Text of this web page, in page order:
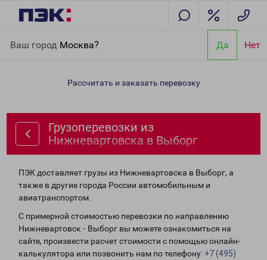
Ваш город Москва? Да Нет
Выборг
Рассчитать и заказать перевозку
Грузоперевозки из
Нижневартовска в Выборг
ПЭК доставляет грузы из Нижневартовска в Выборг, а
также в другие города России автомобильным и
авиатранспортом.
С примерной стоимостью перевозки по направлению
Нижневартовск - Выборг вы можете ознакомиться на
сайте, произвести расчет стоимости с помощью онлайн-
калькулятора или позвонить нам по телефону: +7 (495)